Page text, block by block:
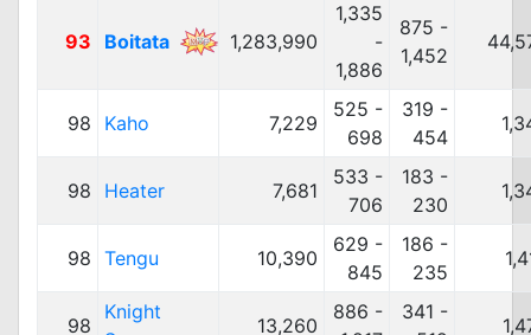
93 Boitata 1,283,990
1,335
-
1,886
875 -
1,452
98 Kaho 7,229
525 -
698
319 -
454
98 Heater 7,681
533 -
706
183 -
230
98 Tengu 10,390
629 -
845
186 -
235
98
Knight
13,260
886 -
341 -